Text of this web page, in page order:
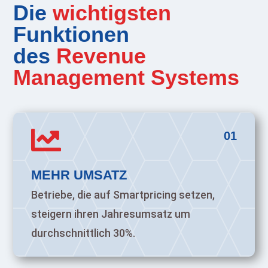
Diewichtigsten
Funktionen
des Revenue
Management Systems
01

MEHR UMSATZ
Betriebe, die auf Smartpricing setzen,
steigern ihren Jahresumsatz um
durchschnittlich 30%.